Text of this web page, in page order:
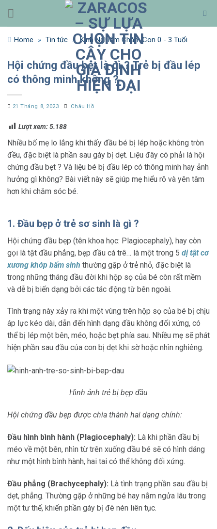
qua
nội
dungHome » Tin tức » Kinh Nghiệm Chăm Con 0 - 3 Tuổi
Hội chứng đầu bẹt là gì ? Trẻ bị đầu lép
có thông minh không ?
21 Tháng 8, 2023 Châu Hồ
Lượt xem:5.188
Nhiều bố mẹ lo lắng khi thấy đầu bé bị lép hoặc không tròn
đều, đặc biệt là phần sau gáy bị dẹt. Liệu đây có phải là hội
chứng đầu bẹt ? Và liệu bé bị đầu lép có thông minh hay ảnh
hưởng gì không? Bài viết này sẽ giúp mẹ hiểu rõ và yên tâm
hơn khi chăm sóc bé.
1. Đầu bẹp ở trẻ sơ sinh là gì ?
Hội chứng đầu bẹp (tên khoa học: Plagiocephaly), hay còn
gọi là tật đầu phẳng, bẹp đầu cá trê… là một trong 5 dị tật cơ
xương khớp bẩm sinh thường gặp ở trẻ nhỏ, đặc biệt là
trong những tháng đầu đời khi hộp sọ của bé còn rất mềm
và dễ bị biến dạng bởi các tác động từ bên ngoài.
Tình trạng này xảy ra khi một vùng trên hộp sọ của bé bị chịu
áp lực kéo dài, dẫn đến hình dạng đầu không đối xứng, có
thể bị lép một bên, méo, hoặc bẹt phía sau. Nhiều mẹ sẽ phát
hiện phần sau đầu của con bị dẹt khi sờ hoặc nhìn nghiêng.
Hình ảnh trẻ bị bẹp đầu
Hội chứng đầu bẹp được chia thành hai dạng chính:
Đầu hình bình hành (Plagiocephaly): Là khi phần đầu bị
méo về một bên, nhìn từ trên xuống đầu bé sẽ có hình dáng
như một hình bình hành, hai tai có thể không đối xứng.
Đầu phẳng (Brachycephaly): Là tình trạng phần sau đầu bị
dẹt, phẳng. Thường gặp ở những bé hay nằm ngửa lâu trong
một tư thế, khiến phần gáy bị đè nén liên tục.